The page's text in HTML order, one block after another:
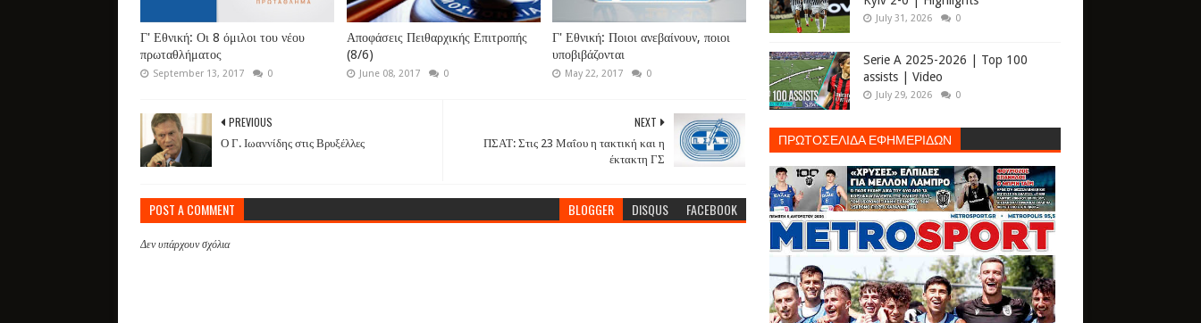
Γ' Εθνική: Οι 8 όμιλοι του νέου
πρωταθλήματος
September 13, 2017 0
Αποφάσεις Πειθαρχικής Επιτροπής
(8/6)
June 08, 2017 0
Γ' Εθνική: Ποιοι ανεβαίνουν, ποιοι
υποβιβάζονται
May 22, 2017 0
NEXT
ΠΣΑΤ: Στις 23 Μαΐου η τακτική και η
έκτακτη ΓΣ
PREVIOUS
Ο Γ. Ιωαννίδης στις Βρυξέλλες
POST A COMMENT BLOGGER DISQUS FACEBOOK
Δεν υπάρχουν σχόλια
July 31, 2026 0
Serie A 2025-2026 | Top 100
assists | Video
July 29, 2026 0
ΠΡΩΤΟΣΕΛΙΔΑ ΕΦΗΜΕΡΙΔΩΝ